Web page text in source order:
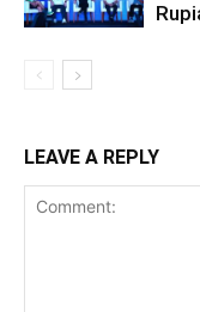
LEAVE A REPLY